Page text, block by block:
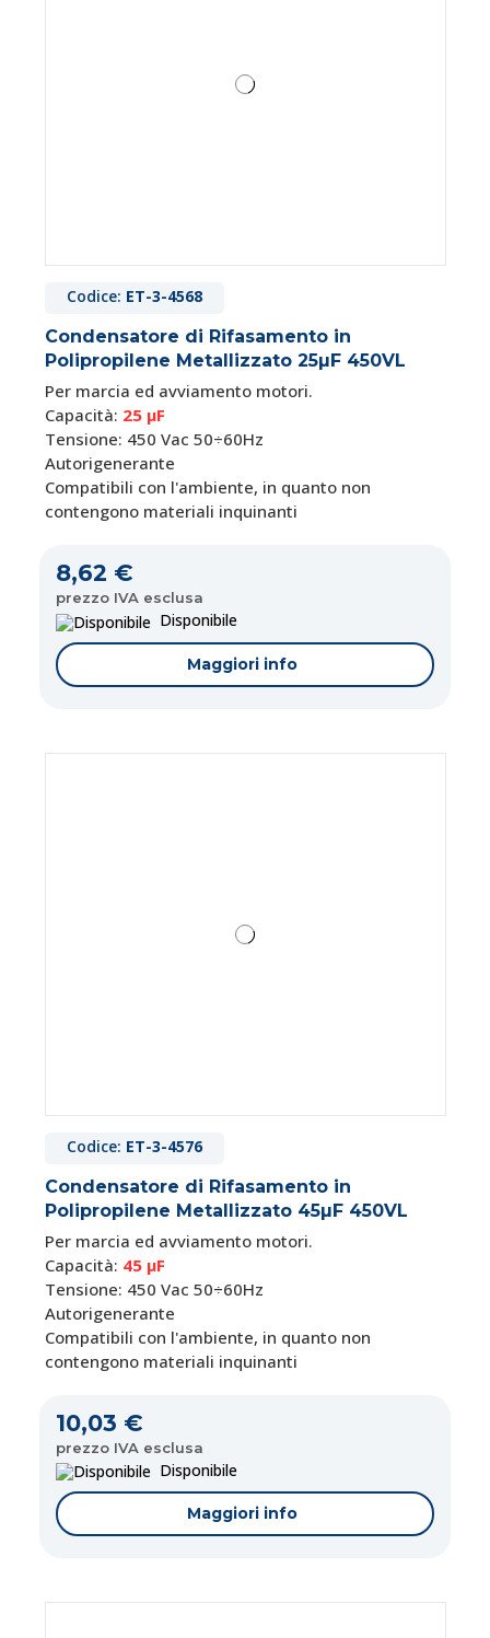
Codice: ET-3-4568
Condensatore di Rifasamento in
Polipropilene Metallizzato 25µF 450VL
Per marcia ed avviamento motori.
Capacità: 25 μF
Tensione: 450 Vac 50÷60Hz
Autorigenerante
Compatibili con l'ambiente, in quanto non
contengono materiali inquinanti
8,62 €
prezzo IVA esclusa
Disponibile
Maggiori info
Codice: ET-3-4576
Condensatore di Rifasamento in
Polipropilene Metallizzato 45µF 450VL
Per marcia ed avviamento motori.
Capacità: 45 μF
Tensione: 450 Vac 50÷60Hz
Autorigenerante
Compatibili con l'ambiente, in quanto non
contengono materiali inquinanti
10,03 €
prezzo IVA esclusa
Disponibile
Maggiori info